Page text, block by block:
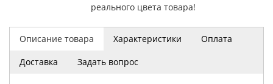
Описание товара Характеристики
Оплата
Доставка
Задать вопрос
реального цвета товара!